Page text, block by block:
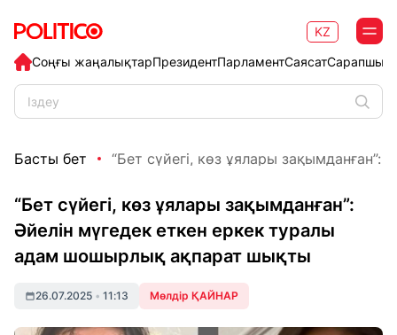
Соңғы жаңалықтарПрезидентПарламентСаясат
KZ
Басты бет “Бет сүйегі, көз ұялары зақымданған”:
“Бет сүйегі, көз ұялары зақымданған”:
Әйелін мүгедек еткен еркек туралы
адам шошырлық ақпарат шықты
26.07.2025 • 11:13 Мөлдір ҚАЙНАР